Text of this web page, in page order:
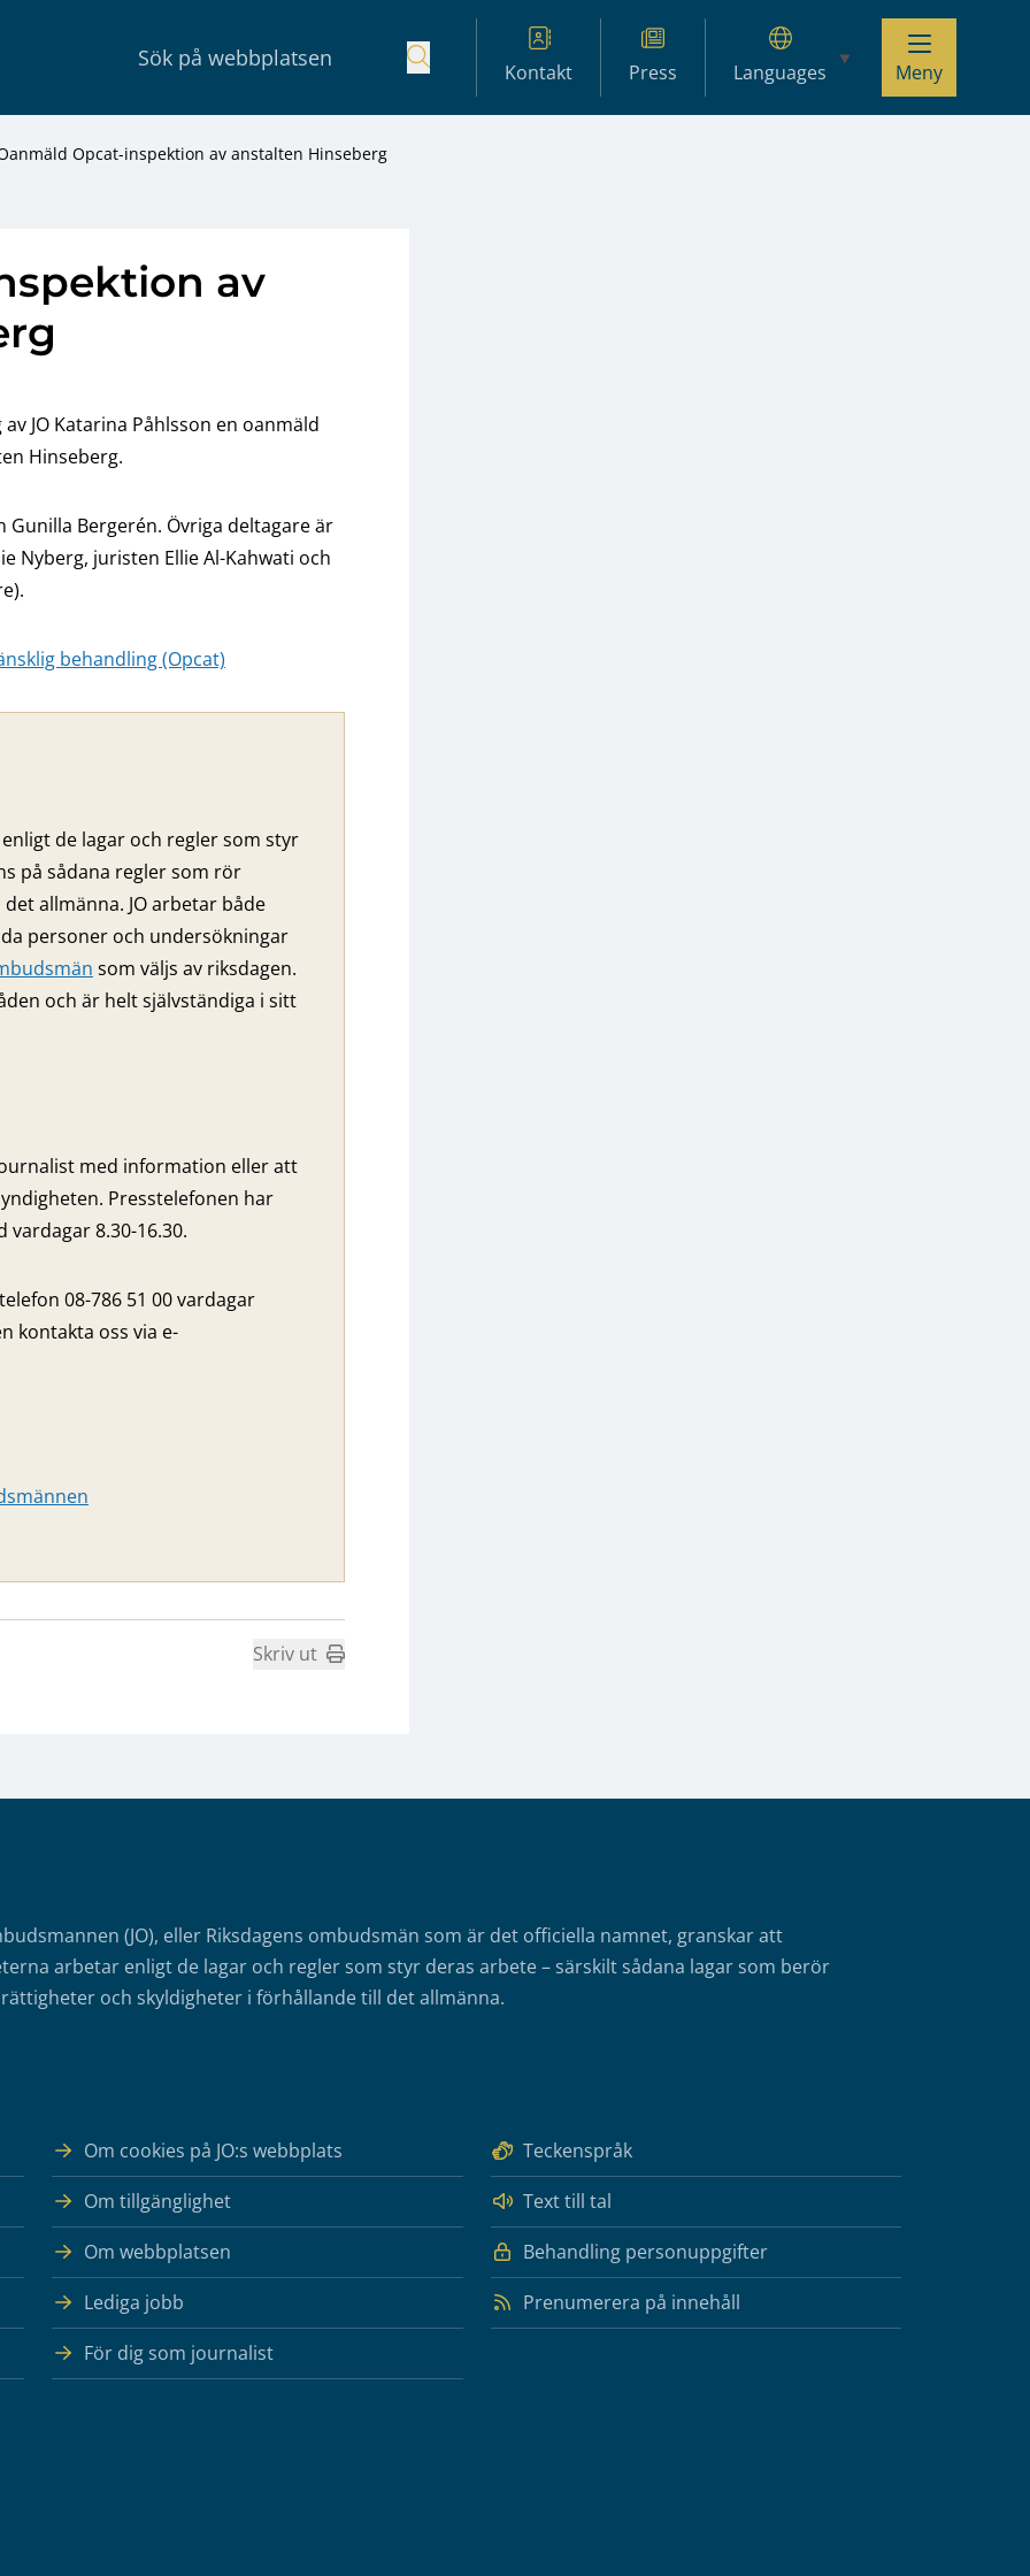
Kontakt Press Languages Meny
Opcat-inspektion av anstalten Hinseberg
av
JO Katarina Påhlsson en oanmäld
Hinseberg.
Bergerén. Övriga deltagare är
Nyberg, juristen Ellie Al-Kahwati och
behandling (Opcat)
de lagar och regler som styr
på sådana regler som rör
allmänna. JO arbetar både
personer och undersökningar
som väljs av riksdagen.
och är helt självständiga i sitt
med information eller att
Presstelefonen har
vardagar 8.30-16.30.
08-786 51 00 vardagar
kontakta oss via e-
Skriv ut
(JO), eller Riksdagens ombudsmän som är det officiella namnet, granskar att
arbetar enligt de lagar och regler som styr deras arbete – särskilt sådana lagar som berör
och skyldigheter i förhållande till det allmänna.
Om cookies på JO:s webbplats
Teckenspråk
Om tillgänglighet
Text till tal
Om webbplatsen
Behandling personuppgifter
Lediga jobb
Prenumerera på innehåll
För dig som journalist